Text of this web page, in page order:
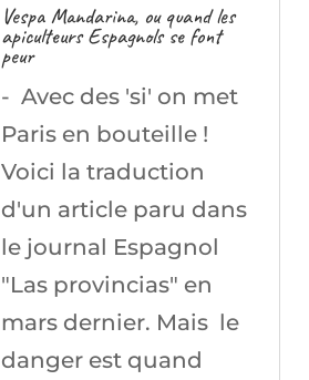
Vespa Mandarina, ou quand les
apiculteurs Espagnols se font
peur
- Avec des 'si' on met
Paris en bouteille !
Voici la traduction
d'un article paru dans
le journal Espagnol
"Las provincias" en
mars dernier. Mais le
danger est quand